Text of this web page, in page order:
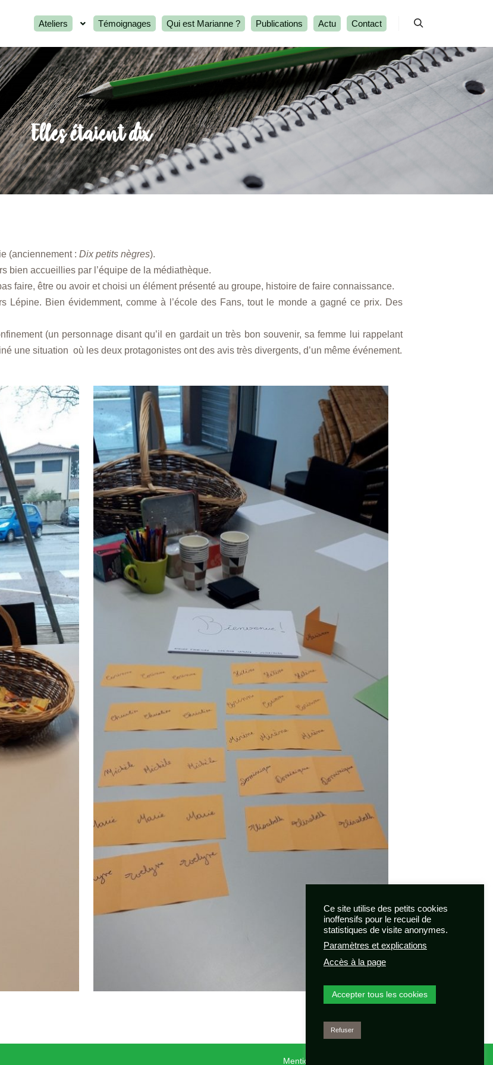
Ateliers Témoignages Qui est Marianne ? Publications Actu Contact
Elles étaient dix
(anciennement : Dix petits nègres).
bien accueillies par l’équipe de la médiathèque.
faire, être ou avoir et choisi un élément présenté au groupe, histoire de faire connaissance.
Lépine. Bien évidemment, comme à l’école des Fans, tout le monde a gagné ce prix. Des
(un personnage disant qu’il en gardait un très bon souvenir, sa femme lui rappelant
une situation où les deux protagonistes ont des avis très divergents, d’un même événement.
Mentions légales
Ce site utilise des petits cookies
inoffensifs pour le recueil de
statistiques de visite anonymes.
Paramètres et explications
Accès à la page
Accepter tous les cookies
Refuser